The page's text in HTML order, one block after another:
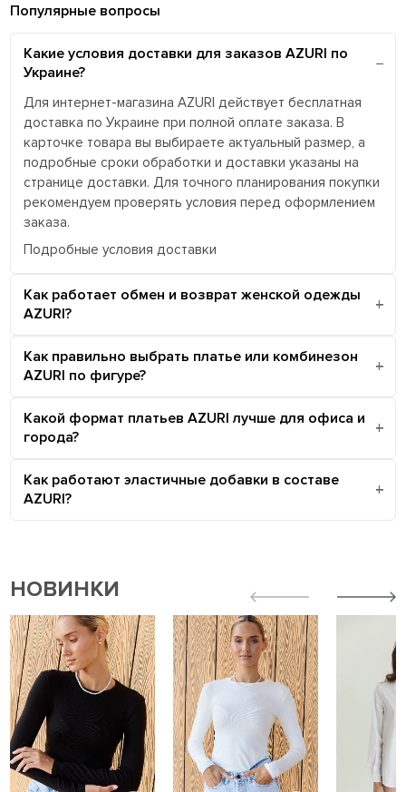
Популярные вопросы
Какие условия доставки для заказов AZURI по
Украине?
Для интернет-магазина AZURI действует бесплатная
доставка по Украине при полной оплате заказа. В
карточке товара вы выбираете актуальный размер, а
подробные сроки обработки и доставки указаны на
странице доставки. Для точного планирования покупки
рекомендуем проверять условия перед оформлением
заказа.
Подробные условия доставки
Как работает обмен и возврат женской одежды
AZURI?
Как правильно выбрать платье или комбинезон
AZURI по фигуре?
Какой формат платьев AZURI лучше для офиса и
города?
Как работают эластичные добавки в составе
AZURI?
НОВИНКИ